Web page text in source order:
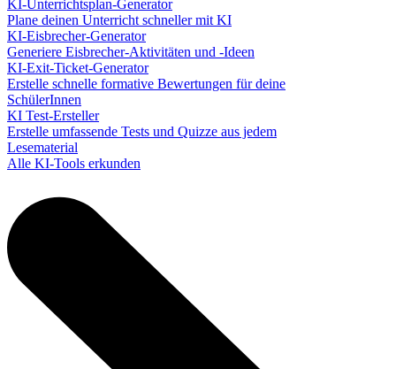
KI-Unterrichtsplan-Generator
Plane deinen Unterricht schneller mit KI
KI-Eisbrecher-Generator
Generiere Eisbrecher-Aktivitäten und -Ideen
KI-Exit-Ticket-Generator
Erstelle schnelle formative Bewertungen für deine
SchülerInnen
KI Test-Ersteller
Erstelle umfassende Tests und Quizze aus jedem
Lesematerial
Alle KI-Tools erkunden